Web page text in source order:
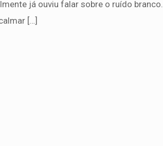
já ouviu falar sobre o ruído branco.
[…]